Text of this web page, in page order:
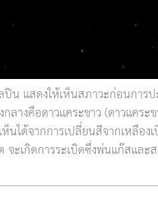
น แสดงให้เห็นสภาวะก่อนการ
ลางคือดาวแคระขาว (ดาวแคร
นได้จากการเปลี่ยนสีจากเหลื
จะเกิดการระเบิดซึ่งพ่นแก๊สแล